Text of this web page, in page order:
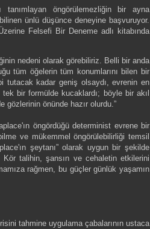
öngörülemezliğin bir ayna
ünlü düşünce deneyine başvuruyor.
Felsefi Bir Deneme adlı kitabında
nedeni olarak görebiliriz. Belli bir anda
tüm öğelerin tüm konumlarını bilen bir
tutacak kadar geniş olsaydı, evrenin en
bir formülde kucaklardı; böyle bir akıl
önünde hazır olurdu.”
öngördüğü determinist evrene bir
ve mükemmel öngörülebilirliği temsil
şeytanı” olarak uygun bir şekilde
Kör talihin, şansın ve cehaletin etkilerini
rağmen, bu güçler günlük yaşamın
tahmine uygulama çabalarının ustaca